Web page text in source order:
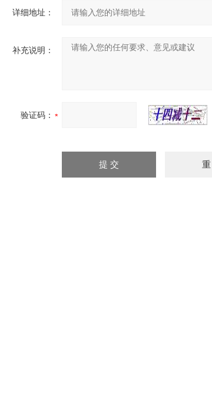
详细地址：
补充说明：
验证码：